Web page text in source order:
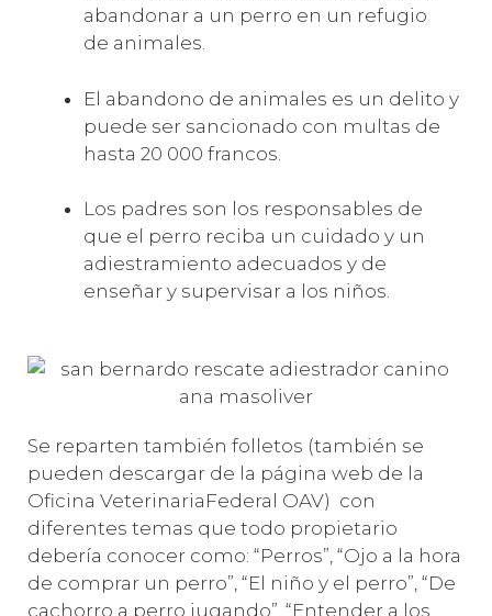
abandonar a un perro en un refugio
de animales.
El abandono de animales es un delito y
puede ser sancionado con multas de
hasta 20 000 francos.
Los padres son los responsables de
que el perro reciba un cuidado y un
adiestramiento adecuados y de
enseñar y supervisar a los niños.
Se reparten también folletos (también se
pueden descargar de la página web de la
Oficina VeterinariaFederal OAV) con
diferentes temas que todo propietario
debería conocer como: “Perros”, “Ojo a la hora
de comprar un perro”, “El niño y el perro”, “De
cachorro a perro jugando”, “Entender a los